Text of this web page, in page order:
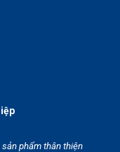
phẩm thân thiện